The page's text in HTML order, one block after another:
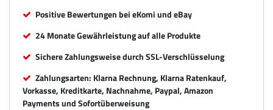
Positive Bewertungen bei eKomi und eBay
24 Monate Gewährleistung auf alle Produkte
Sichere Zahlungsweise durch SSL-Verschlüsselung
Zahlungsarten: Klarna Rechnung, Klarna Ratenkauf,
Vorkasse, Kreditkarte, Nachnahme, Paypal, Amazon
Payments und Sofortüberweisung